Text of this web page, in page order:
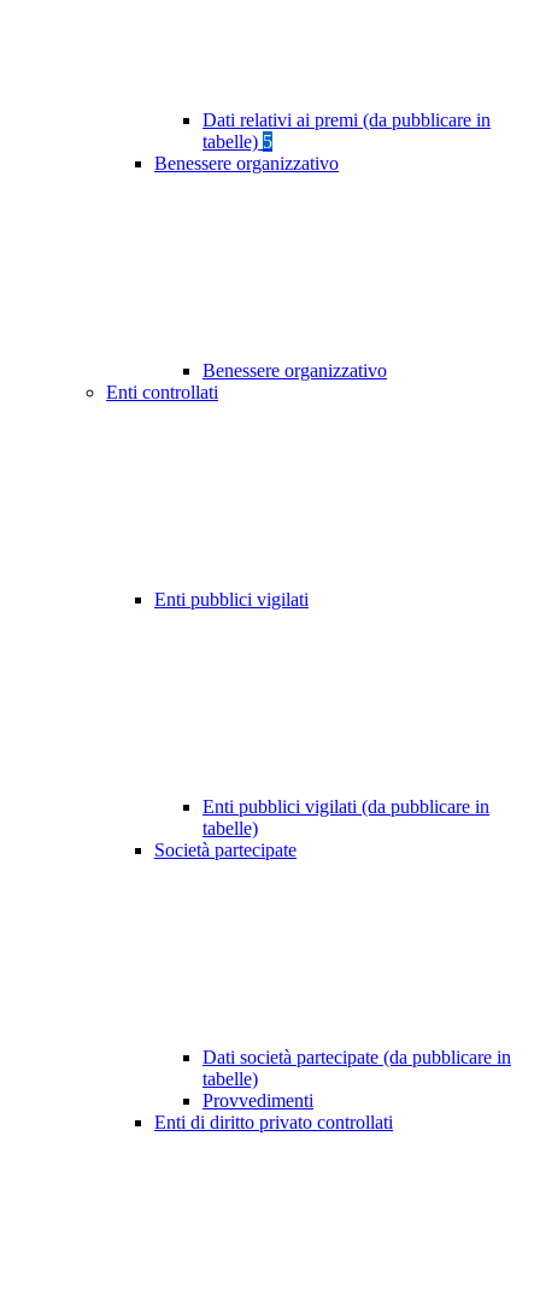
Dati relativi ai premi (da pubblicare in
tabelle) 5
Benessere organizzativo
Benessere organizzativo
Enti controllati
Enti pubblici vigilati
Enti pubblici vigilati (da pubblicare in
tabelle)
Società partecipate
Dati società partecipate (da pubblicare in
tabelle)
Provvedimenti
Enti di diritto privato controllati